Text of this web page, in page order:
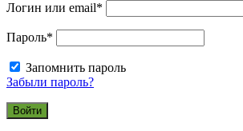
Логин или email*
Пароль*
Запомнить пароль
Забыли пароль?